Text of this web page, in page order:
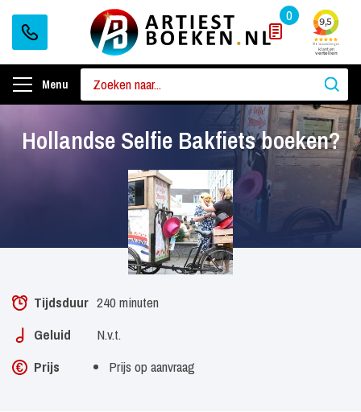
0
Menu
Hollandse Selfie Bakfiets boeken?
Tijdsduur 240 minuten
Geluid
N.v.t.
Prijs
Prijs op aanvraag